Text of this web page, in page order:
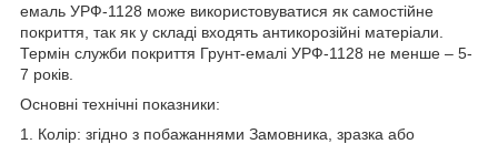
емаль УРФ-1128 може використовуватися як самостійне
покриття, так як у складі входять антикорозійні матеріали.
Термін служби покриття Грунт-емалі УРФ-1128 не менше – 5-
7 років.
Основні технічні показники:
1. Колір: згідно з побажаннями Замовника, зразка або